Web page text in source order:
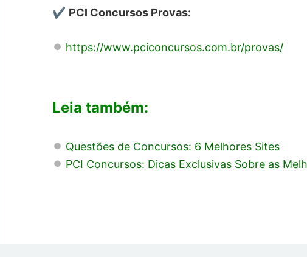
✔️ PCI Concursos Provas:
https://www.pciconcursos.com.br/provas/
Leia também:
Questões de Concursos: 6 Melhores Sites
PCI Concursos: Dicas Exclusivas Sobre as